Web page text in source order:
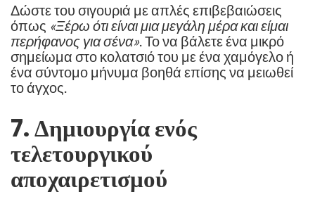
Δώστε του σιγουριά με απλές επιβεβαιώσεις
όπως «Ξέρω ότι είναι μια μεγάλη μέρα και είμαι
περήφανος για σένα» . Το να βάλετε ένα μικρό
σημείωμα στο κολατσιό του με ένα χαμόγελο ή
ένα σύντομο μήνυμα βοηθά επίσης να μειωθεί
το άγχος.
7. Δημιουργία ενός
τελετουργικού
αποχαιρετισμού